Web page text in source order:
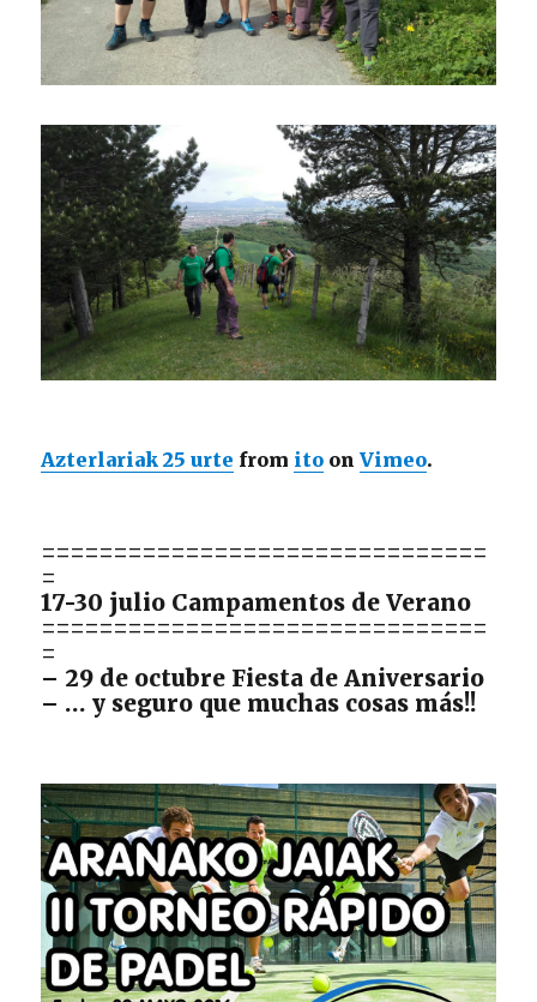
Azterlariak 25 urte from ito onVimeo.
===============================
=
17-30 julio Campamentos de Verano
===============================
=
– 29 de octubre Fiesta de Aniversario
– … y seguro que muchas cosas más!!